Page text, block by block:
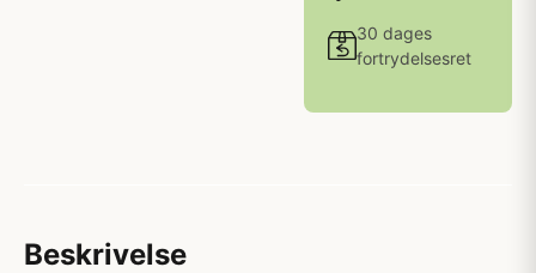
30 dages
fortrydelsesret
Beskrivelse